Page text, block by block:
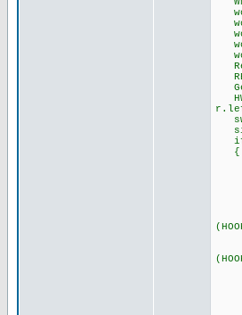
if
{
for
if
if
for